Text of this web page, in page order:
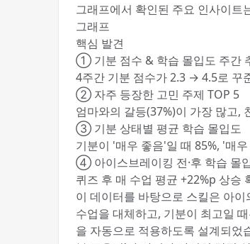
그래프에서 확인된 주요 인사이트
그래프
핵심 발견
① 기분 점수 & 학습 몰입도 주간
4주간 기분 점수가 2.3 → 4.5로 꾸
② 자주 등장한 고민 주제 TOP 5
엄마와의 갈등(37%)이 가장 많고,
③ 기분 상태별 평균 학습 몰입도
기분이 '매우 좋음'일 때 85%, '매
④ 아이스브레이킹 전·후 학습 몰
퀴즈 후 매 수업 평균 +22%p 상승
이 데이터를 바탕으로 스킬은 아
수업을 대체하고, 기분이 최고일
을 자동으로 적용하도록 설계되었